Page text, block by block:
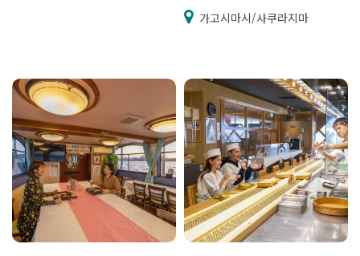
가고시마시/사쿠라지마